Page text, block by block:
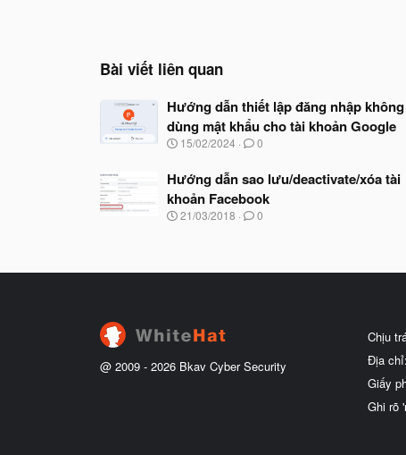
Bài viết liên quan
Hướng dẫn thiết lập đăng nhập không
dùng mật khẩu cho tài khoản Google
N
y
b
ắ
u
15/02/2024 0
Hướng dẫn sao lưu/deactivate/xóa tài
khoản Facebook
N
b
ầ
u
21/03/2018 0
@ 2009 - 2026 Bkav Cyber Security
Chịu
Địa
Giấy
Ghi rõ